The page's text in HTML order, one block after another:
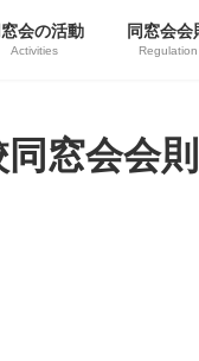
窓会の活動
Activities
同窓会会
Regulation
窓会会則